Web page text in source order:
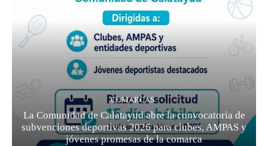
COMARCAS
La Comunidad de Calatayud abre la convocatoria de
subvenciones deportivas 2026 para clubes, AMPAS y
jóvenes promesas de la comarca